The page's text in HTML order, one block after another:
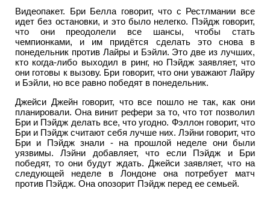
Видеопакет. Бри Белла говорит, что с Рестлмании все
идет без остановки, и это было нелегко. Пэйдж говорит,
что они преодолели все шансы, чтобы стать
чемпионками, и им придётся сделать это снова в
понедельник против Лайры и Бэйли. Это две из лучших,
кто когда-либо выходил в ринг, но Пэйдж заявляет, что
они готовы к вызову. Бри говорит, что они уважают Лайру
и Бэйли, но все равно победят в понедельник.
Джейси Джейн говорит, что все пошло не так, как они
планировали. Она винит рефери за то, что тот позволил
Бри и Пэйдж делать все, что угодно. Фэллон говорит, что
Бри и Пэйдж считают себя лучше них. Лэйни говорит, что
Бри и Пэйдж знали - на прошлой неделе они были
уязвимы. Лэйни добавляет, что если Пэйдж и Бри
победят, то они будут ждать. Джейси заявляет, что на
следующей неделе в Лондоне она потребует матч
против Пэйдж. Она опозорит Пэйдж перед ее семьей.